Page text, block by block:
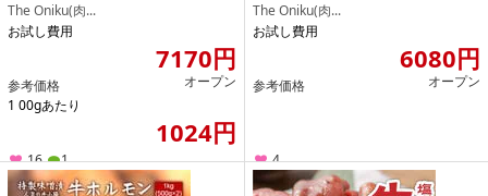
The Oniku(肉...
お試し費用
7170円
参考価格
オープン
1 00gあたり
1024円
16 1
The Oniku(肉...
お試し費用
6080円
参考価格 オープン
4